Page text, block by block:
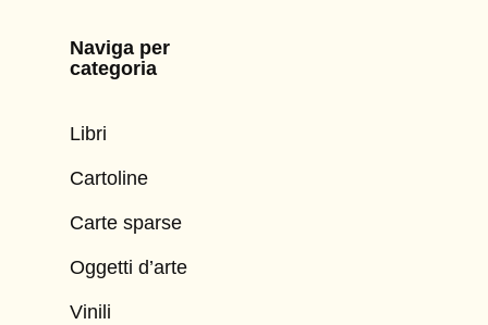
Naviga per
categoria
Libri
Cartoline
Carte sparse
Oggetti d’arte
Vinili